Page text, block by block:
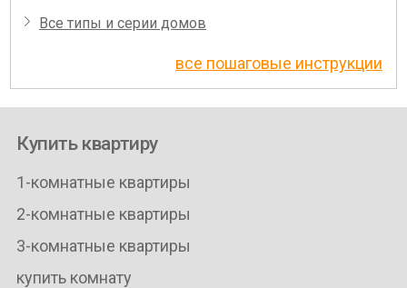
Все типы и серии домов
все пошаговые инструкции
Купить квартиру
1-комнатные квартиры
2-комнатные квартиры
3-комнатные квартиры
купить комнату